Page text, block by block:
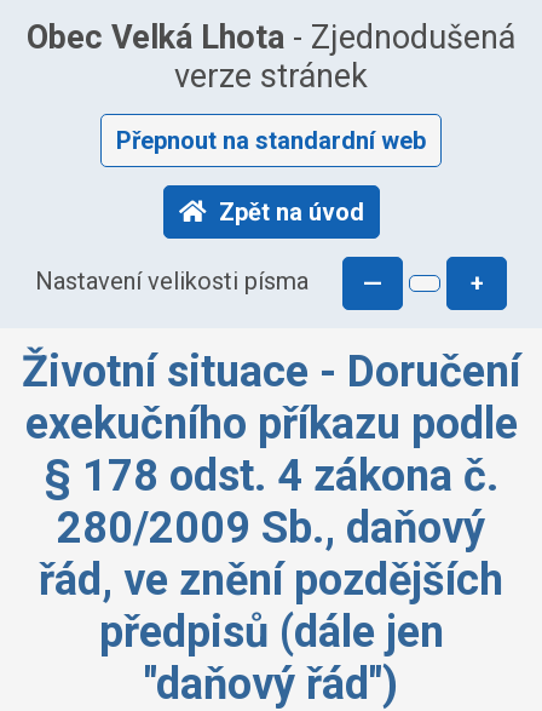
Obec Velká Lhota - Zjednodušená
verze stránek
Přepnout na standardní web
Zpět na úvod
Nastavení velikosti písma — +
Životní situace - Doručení
exekučního příkazu podle
§ 178 odst. 4 zákona č.
280/2009 Sb., daňový
řád, ve znění pozdějších
předpisů (dále jen
"daňový řád")